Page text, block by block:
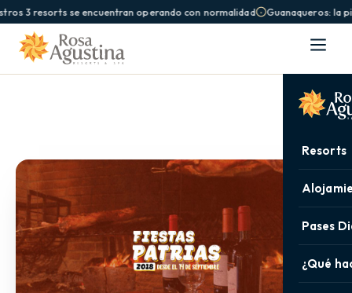
3 resorts se encuentran operando con normalidad Guanaqueros: la
Resorts
Pases
¿Qué